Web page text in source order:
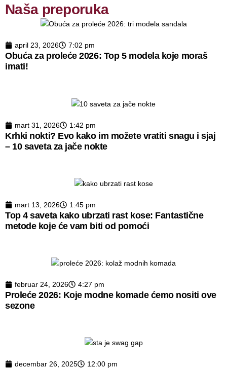
Naša preporuka
april 23, 2026 7:02 pm
Obuća za proleće 2026: Top 5 modela koje moraš
imati!
mart 31, 2026 1:42 pm
Krhki nokti? Evo kako im možete vratiti snagu i sjaj
– 10 saveta za jače nokte
mart 13, 2026 1:45 pm
Top 4 saveta kako ubrzati rast kose: Fantastične
metode koje će vam biti od pomoći
februar 24, 2026 4:27 pm
Proleće 2026: Koje modne komade ćemo nositi ove
sezone
decembar 26, 2025 12:00 pm